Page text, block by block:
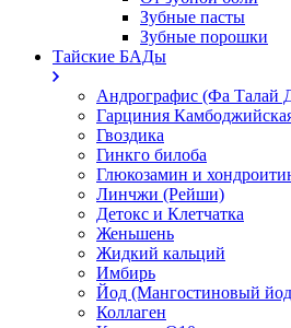
Зубные пасты
Зубные порошки
Тайские БАДы
Андрографис (Фа Талай
Гарциния
Гвоздика
Гинкго билоба
Глюкозамин и
Линчжи (Рейши)
Детокс и Клетчатка
Женьшень
Жидкий кальций
Имбирь
Йод (Мангостиновый
Коллаген